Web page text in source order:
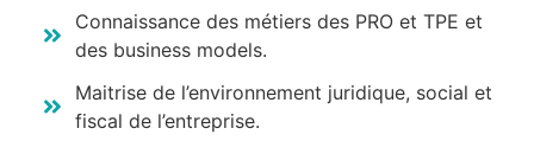
Connaissance des métiers des PRO et TPE et
des business models.
Maitrise de l’environnement juridique, social et
fiscal de l’entreprise.